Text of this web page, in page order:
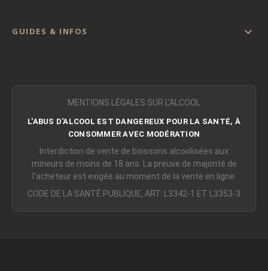
GUIDES & INFOS 
MENTIONS LÉGALES SUR L'ALCOOL
L'ABUS D'ALCOOL EST DANGEREUX POUR LA SANTÉ, À
CONSOMMER AVEC MODÉRATION
Interdiction de vente de boissons alcoolisées aux
mineurs de moins de 18 ans. La preuve de majorité de
l'acheteur est exigée au moment de la vente en ligne.
CODE DE LA SANTÉ PUBLIQUE, ART. L3342-1 ET L3353-3